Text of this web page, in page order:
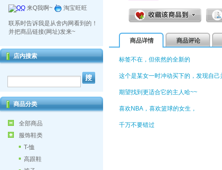
来Q我啊~
淘宝旺旺
联系时告诉我是从舍内网看到的！
并把商品链接(网址)发来~
店内搜索
商品分类
全部商品
服饰鞋类
T-恤
高跟鞋
商品详情 商品评论
标签不在，但依然的全新的
这个是某女一时冲动买下的，发现自己
期望找到更适合它的主人哈~~
喜欢NBA，喜欢篮球的女生，
千万不要错过